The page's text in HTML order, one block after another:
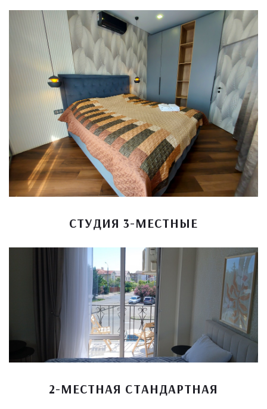
СТУДИЯ 3-МЕСТНЫЕ
2-МЕСТНАЯ СТАНДАРТНАЯ